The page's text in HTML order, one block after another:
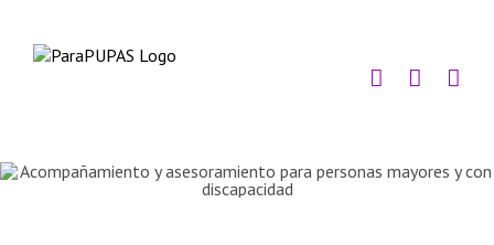
contenido